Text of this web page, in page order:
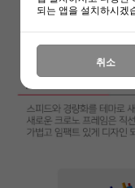
되는 앱을 설치하시겠
취소